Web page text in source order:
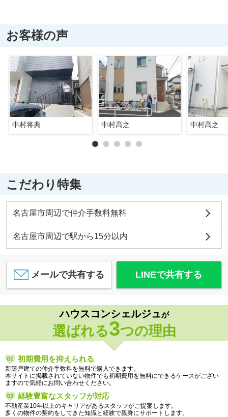
お客様の声
中村将典 中村高之 中村高之
こだわり特集
名古屋市周辺で仲介手数料無料
名古屋市周辺で駅から15分以内
メールで共有する LINEで共有する
ハウスコンシェルジュが
選ばれる3つの理由
初期費用を抑えられる
新築戸建ての仲介手数料を無料で購入できます。
本サイトに掲載されていない物件でも初期費用を無料にできるケースがござい
ますので気軽にお問い合わせください。
経験豊富なスタッフが対応
不動産業10年以上のキャリアがあるスタッフがご提案します。
多くの物件の契約をしてきた知識と経験で親身にサポートします。